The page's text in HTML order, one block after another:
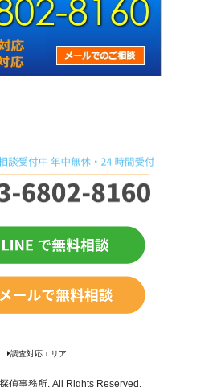
調査対応エリア
偵事務所. All Rights Reserved.